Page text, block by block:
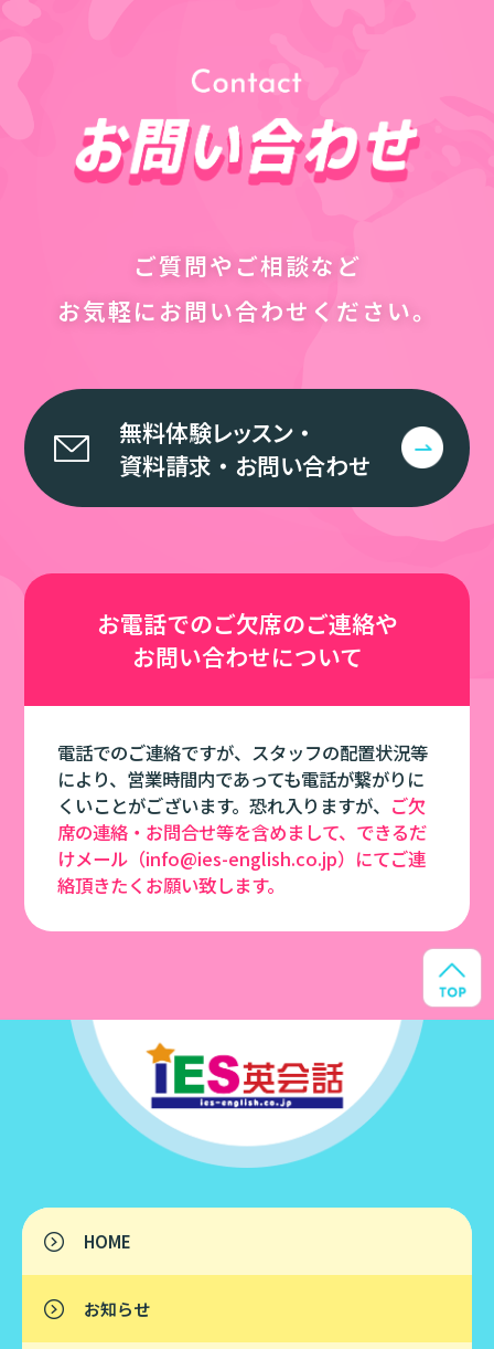
ご質問やご相談など
お気軽にお問い合わせください。
無料体験レッスン・
資料請求 ・ お問い合わせ
お電話でのご欠席のご連絡や
お問い合わせについて
電話でのご連絡ですが、スタッフの配置状況等
により、営業時間内であっても電話が繋がりに
くいことがございます。恐れ入りますが、 ご欠
席の連絡・お問合せ等を含めまして、できるだ
けメール（info@ies-english.co.jp）にてご連
絡頂きたくお願い致します。
HOME
お知らせ